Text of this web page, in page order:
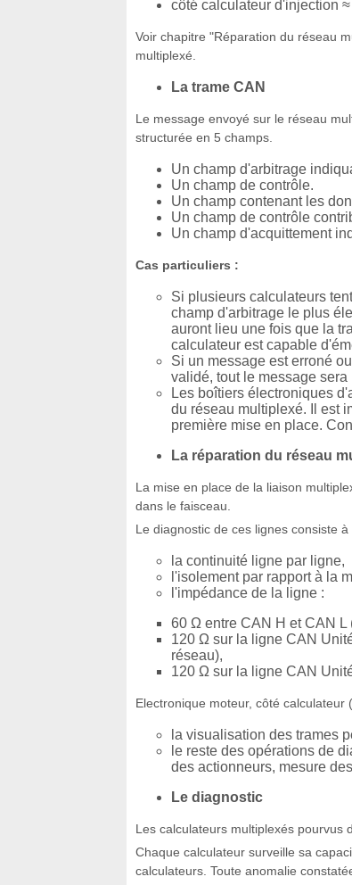
côté calculateur d'injection
Voir chapitre "Réparation du réseau
multiplexé.
La trame CAN
Le message envoyé sur le réseau
structurée en 5 champs.
Un champ d'arbitrage
Un champ de contrôle.
Un champ contenant les
Un champ de contrôle
Un champ d'acquittement
Cas particuliers :
Si plusieurs calculateurs
champ d'arbitrage le plus
auront lieu une fois que la
calculateur est capable
Si un message est erroné
validé, tout le message sera
Les boîtiers électroniques
du réseau multiplexé. Il est
première mise en place.
La réparation du réseau
La mise en place de la liaison
dans le faisceau.
Le diagnostic de ces lignes consiste à
la continuité ligne par ligne,
l'isolement par rapport à la
l'impédance de la ligne :
60 Ω entre CAN H et CAN L
120 Ω sur la ligne CAN
réseau),
120 Ω sur la ligne CAN
Electronique moteur, côté calculateur
la visualisation des trames
le reste des opérations de
des actionneurs, mesure
Le diagnostic
Les calculateurs multiplexés pourvus
Chaque calculateur surveille sa
calculateurs. Toute anomalie